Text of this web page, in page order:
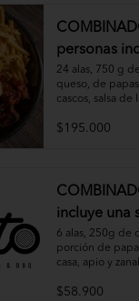
COMBINADO 3 ( 5
personas
24 alas, 750 g
queso, de
cascos, salsa de
$195.000
incluye una
6 alas, 250g de
porción de
casa, apio y
$58.900